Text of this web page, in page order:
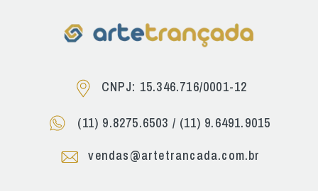
CNPJ: 15.346.716/0001-12
(11) 9.8275.6503 / (11) 9.6491.9015
vendas@artetrancada.com.br